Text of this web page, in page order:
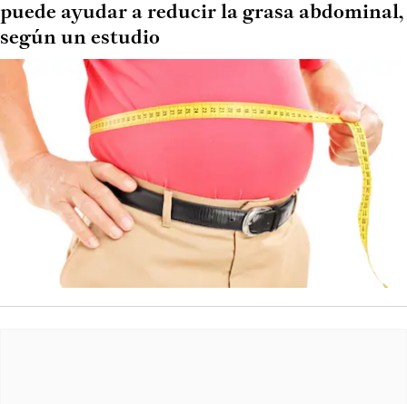
puede ayudar a reducir la grasa abdominal,
según un estudio